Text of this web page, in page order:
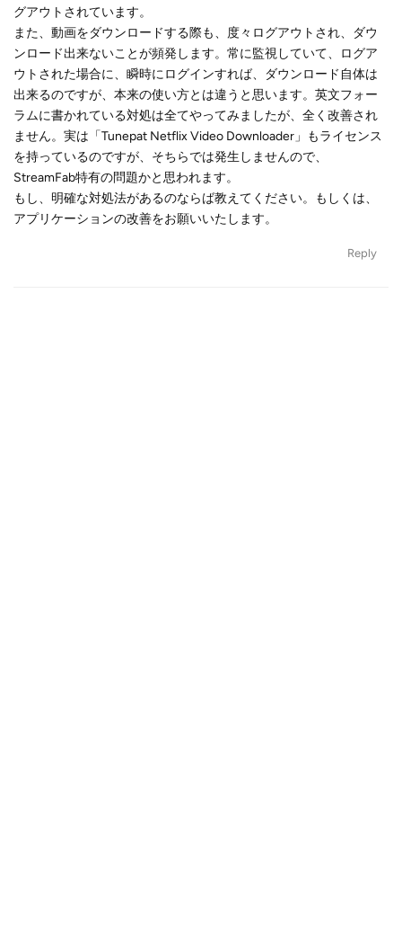
グアウトされています。
また、動画をダウンロードする際も、度々ログアウトされ、ダウ
ンロード出来ないことが頻発します。常に監視していて、ログア
ウトされた場合に、瞬時にログインすれば、ダウンロード自体は
出来るのですが、本来の使い方とは違うと思います。英文フォー
ラムに書かれている対処は全てやってみましたが、全く改善され
ません。実は「Tunepat Netflix Video Downloader」もライセンス
を持っているのですが、そちらでは発生しませんので、
StreamFab特有の問題かと思われます。
もし、明確な対処法があるのならば教えてください。もしくは、
アプリケーションの改善をお願いいたします。
Reply